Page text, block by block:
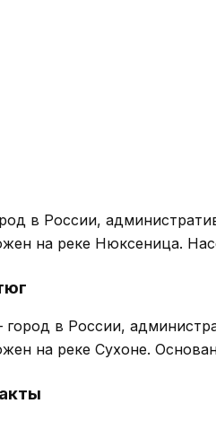
в России,
на реке Нюксеница.
в России,
на реке Сухоне.